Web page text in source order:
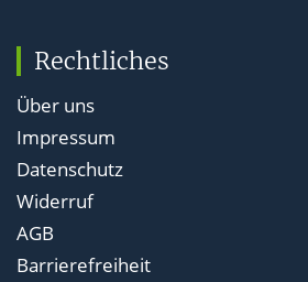
Rechtliches
Über uns
Impressum
Datenschutz
Widerruf
AGB
Barrierefreiheit